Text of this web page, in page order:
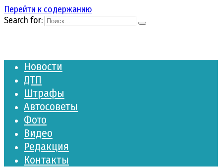
Перейти к содержанию
Search for:
Новости
ДТП
Штрафы
Автосоветы
Фото
Видео
Редакция
Контакты